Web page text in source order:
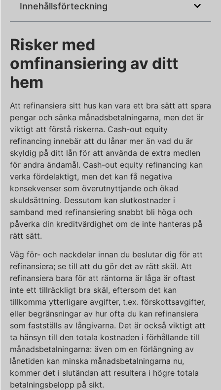
Innehållsförteckning
Risker med
omfinansiering av ditt
hem
Att refinansiera sitt hus kan vara ett bra sätt att spara
pengar och sänka månadsbetalningarna, men det är
viktigt att förstå riskerna. Cash-out equity
refinancing innebär att du lånar mer än vad du är
skyldig på ditt lån för att använda de extra medlen
för andra ändamål. Cash-out equity refinancing kan
verka fördelaktigt, men det kan få negativa
konsekvenser som överutnyttjande och ökad
skuldsättning. Dessutom kan slutkostnader i
samband med refinansiering snabbt bli höga och
påverka din kreditvärdighet om de inte hanteras på
rätt sätt.
Väg för- och nackdelar innan du beslutar dig för att
refinansiera; se till att du gör det av rätt skäl. Att
refinansiera bara för att räntorna är låga är oftast
inte ett tillräckligt bra skäl, eftersom det kan
tillkomma ytterligare avgifter, t.ex. förskottsavgifter,
eller begränsningar av hur ofta du kan refinansiera
som fastställs av långivarna. Det är också viktigt att
ta hänsyn till den totala kostnaden i förhållande till
månadsbetalningarna: även om en förlängning av
lånetiden kan minska månadsbetalningarna nu,
kommer det i slutändan att resultera i högre totala
betalningsbelopp på sikt.